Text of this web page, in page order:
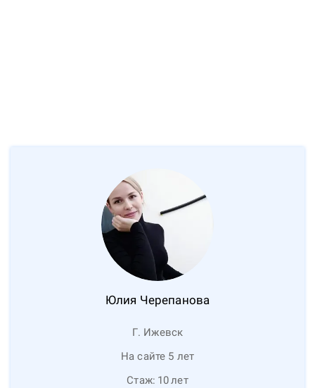
Юлия Черепанова
Г. Ижевск
На сайте 5 лет
Стаж: 10лет